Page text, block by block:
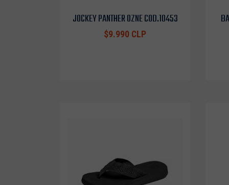
JOCKEY PANTHER OZNE COD.10453
$9.990 CLP